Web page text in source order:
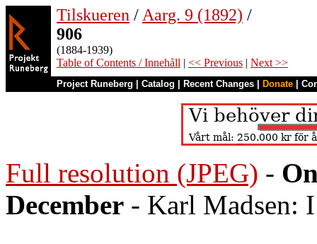
Tilskueren / Aarg. 9 (1892) /
906
(1884-1939)
Table of Contents / Innehåll | << Previous | Next >>
Project Runeberg Catalog Recent Changes Donate
Full resolution (JPEG) -
December - Karl Madsen: